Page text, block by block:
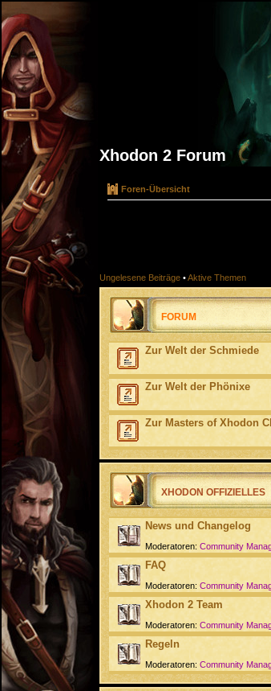
Xhodon 2 Forum
Foren-Übersicht
Ungelesene Beiträge •Aktive Themen
FORUM
Zur Welt der Schmiede
Zur Welt der Phönixe
Zur Masters of Xhodon
XHODON OFFIZIELLES
News und Changelog
Moderatoren: Community
FAQ
Moderatoren: Community
Xhodon 2 Team
Moderatoren: Community
Regeln
Moderatoren: Community